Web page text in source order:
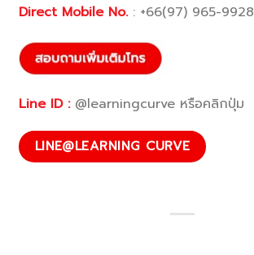
Direct Mobile No.: +66(97) 965-9928
Line ID :@learningcurve หรือคลิกปุ่ม
LINE@LEARNING CURVE